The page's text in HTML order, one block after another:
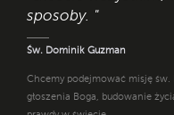
sposoby. "
Św. Dominik Guzman
Chcemy podejmować misję
głoszenia Boga, budowanie